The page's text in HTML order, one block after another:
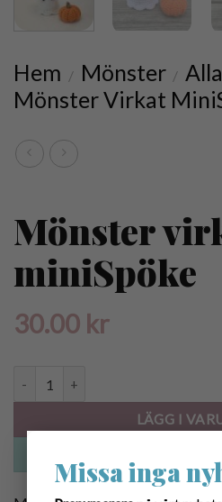
Missa inga
Hem / Mönster /
Mönster Virkat
Mönster
miniSpöke
30.00 kr
LÄGG I